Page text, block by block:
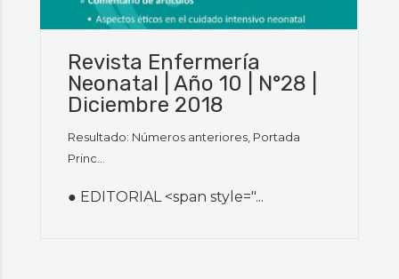
Revista Enfermería
Neonatal | Año 10 | N°28 |
Diciembre 2018
Resultado: Números anteriores, Portada
Princ...
● EDITORIAL <span style="...